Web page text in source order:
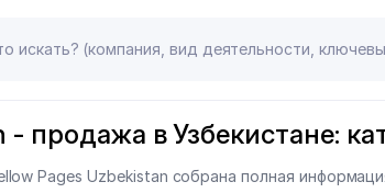
продажа в Узбекистане:
Pages Uzbekistan собрана полная